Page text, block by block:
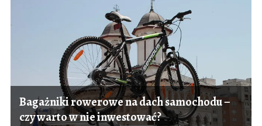
Bagażniki rowerowe na dach samochodu –
czy warto w nie inwestować?